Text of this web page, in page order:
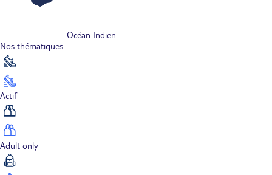
Océan Indien
Nos thématiques
Actif
Adult only